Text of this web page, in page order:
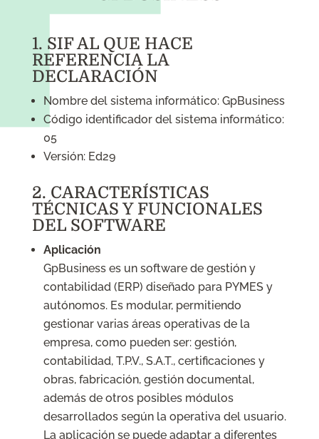
1. SIF AL QUE HACE
REFERENCIA LA
DECLARACIÓN
Nombre del sistema informático: GpBusiness
Código identificador del sistema informático:
05
Versión: Ed29
2. CARACTERÍSTICAS
TÉCNICAS Y FUNCIONALES
DEL SOFTWARE
Aplicación
GpBusiness es un software de gestión y
contabilidad (ERP) diseñado para PYMES y
autónomos. Es modular, permitiendo
gestionar varias áreas operativas de la
empresa, como pueden ser: gestión,
contabilidad, T.P.V., S.A.T., certificaciones y
obras, fabricación, gestión documental,
además de otros posibles módulos
desarrollados según la operativa del usuario.
La aplicación se puede adaptar a diferentes